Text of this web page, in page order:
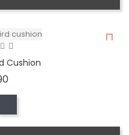
Cushion
Precio